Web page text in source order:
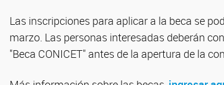
Las inscripciones para aplicar a la beca se
marzo. Las personas interesadas deberán
"Beca CONICET" antes de la apertura de la